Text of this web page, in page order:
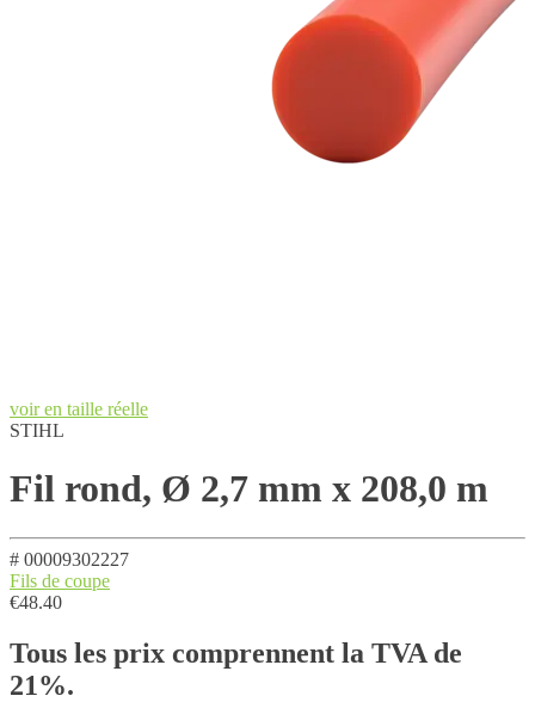
voir en taille réelle
STIHL
Fil rond, Ø 2,7 mm x 208,0 m
# 00009302227
Fils de coupe
€48.40
Tous les prix comprennent la TVA de
21%.